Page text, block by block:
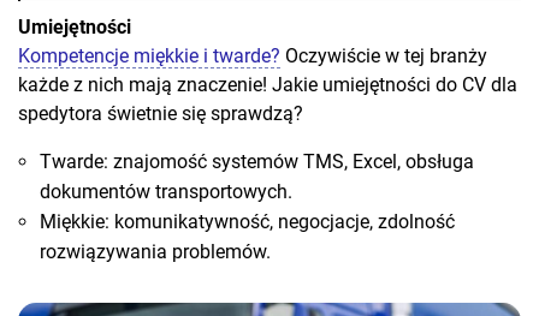
Umiejętności
Kompetencje miękkie i twarde? Oczywiście w tej branży
każde z nich mają znaczenie! Jakie umiejętności do CV dla
spedytora świetnie się sprawdzą?
Twarde: znajomość systemów TMS, Excel, obsługa
dokumentów transportowych.
Miękkie: komunikatywność, negocjacje, zdolność
rozwiązywania problemów.